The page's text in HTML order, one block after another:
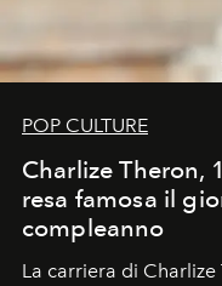
POP CULTURE
Charlize Theron,
resa famosa il
compleanno
La carriera di